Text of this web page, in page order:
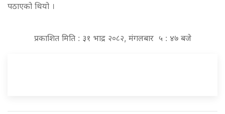
पठाएको थियो ।
प्रकाशित मिति : ३१ भाद्र २०८२, मंगलबार ५ : ४७ बजे